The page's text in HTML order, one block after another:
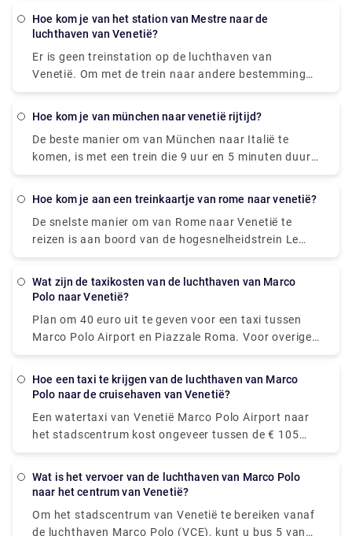
Alilaguna Water Bus rechtstreeks vanaf de
dichtstbijzijnde terminal waar u verblijft.
hoe kom je van het station van Mestre naar de
luchthaven van Venetië?
Er is geen treinstation op de luchthaven van
Venetië. Om met de trein naar andere bestemmingen
te gaan, moet u eerst naar het treinstation van
hoe kom je van münchen naar venetië rijtijd?
De beste manier om van München naar Italië te
komen, is met een trein die 9 uur en 5 minuten duurt
en € 70 - € 160 kost. Als alternatief kunt u de bus
duurt. 5 uur 59 min (543,2 km) via E45
hoe kom je aan een treinkaartje van rome naar venetië?
De snelste manier om van Rome naar Venetië te
reizen is aan boord van de hogesnelheidstrein Le
Frecce. Deze moderne en luxe trein brengt u in
Bekijk voor actuele reistijden onze dienstregeling.
Wat zijn de taxikosten van de luchthaven van Marco
Polo naar Venetië?
Plan om 40 euro uit te geven voor een taxi tussen
Marco Polo Airport en Piazzale Roma. Voor overige
tarieven, zie bovenstaande foto. Add-ons voor
kunnen het tarief verhogen, dus vraag de chauffeur
hoe een taxi te krijgen van de luchthaven van Marco
Polo naar de cruisehaven van Venetië?
Een watertaxi van Venetië Marco Polo Airport naar
het stadscentrum kost ongeveer tussen de € 105
(US$ 117,60) en € 135 ( US$ 151,20). De prijs van
Roma naar het stadscentrum ligt tussen € 65 ( US$
wat is het vervoer van de luchthaven van Marco Polo
naar het centrum van Venetië?
Om het stadscentrum van Venetië te bereiken vanaf
de luchthaven Marco Polo (VCE), kunt u bus 5 van